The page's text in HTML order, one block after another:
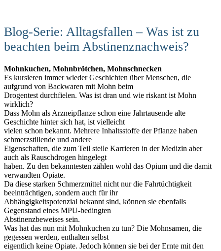
Blog-Serie: Alltagsfallen – Was ist zu
beachten beim Abstinenznachweis?
Mohnkuchen, Mohnbrötchen, Mohnschnecken
Es kursieren immer wieder Geschichten über Menschen, die
aufgrund von Backwaren mit Mohn beim
Drogentest durchfielen. Was ist dran und wie riskant ist Mohn
wirklich?
Dass Mohn als Arzneipflanze schon eine Jahrtausende alte
Geschichte hinter sich hat, ist vielleicht
vielen schon bekannt. Mehrere Inhaltsstoffe der Pflanze haben
schmerzstillende und andere
Eigenschaften, die zum Teil steile Karrieren in der Medizin aber
auch als Rauschdrogen hingelegt
haben. Zu den bekanntesten zählen wohl das Opium und die damit
verwandten Opiate.
Da diese starken Schmerzmittel nicht nur die Fahrtüchtigkeit
beeinträchtigen, sondern auch für ihr
Abhängigkeitspotenzial bekannt sind, können sie ebenfalls
Gegenstand eines MPU-bedingten
Abstinenzbeweises sein.
Was hat das nun mit Mohnkuchen zu tun? Die Mohnsamen, die
gegessen werden, enthalten selbst
eigentlich keine Opiate. Jedoch können sie bei der Ernte mit den